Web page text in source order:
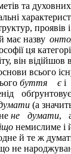
та
має назву
ця
він відійшов
всього
буття є і
обґрунтовує
(а
не думати,
немислиме і
й те ж
не